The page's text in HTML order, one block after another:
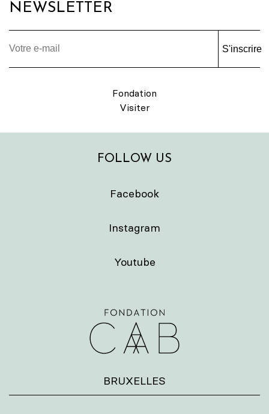
NEWSLETTER
S'inscrire
Fondation
Visiter
FOLLOW US
Facebook
Instagram
Youtube
BRUXELLES